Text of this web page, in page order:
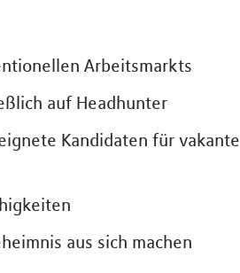
Arbeitsmarkts
auf Headhunter
Kandidaten für vakante
aus sich machen